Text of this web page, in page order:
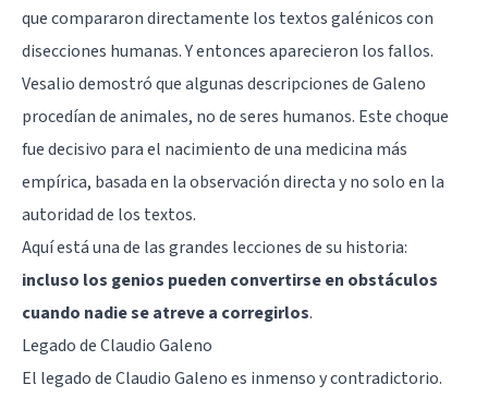
que compararon directamente los textos galénicos con
disecciones humanas. Y entonces aparecieron los fallos.
Vesalio demostró que algunas descripciones de Galeno
procedían de animales, no de seres humanos. Este choque
fue decisivo para el nacimiento de una medicina más
empírica, basada en la observación directa y no solo en la
autoridad de los textos.
Aquí está una de las grandes lecciones de su historia:
incluso los genios pueden convertirse en obstáculos
cuando nadie se atreve a corregirlos.
Legado de Claudio Galeno
El legado de Claudio Galeno es inmenso y contradictorio.